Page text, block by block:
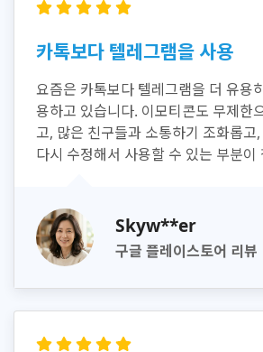
카톡보다 텔레그램을 사용
요즘은 카톡보다 텔레그램을 더 유용
용하고 있습니다. 이모티콘도 무제한
고, 많은 친구들과 소통하기 조화롭고
다시 수정해서 사용할 수 있는 부분이
Skyw**er
구글 플레이스토어 리뷰